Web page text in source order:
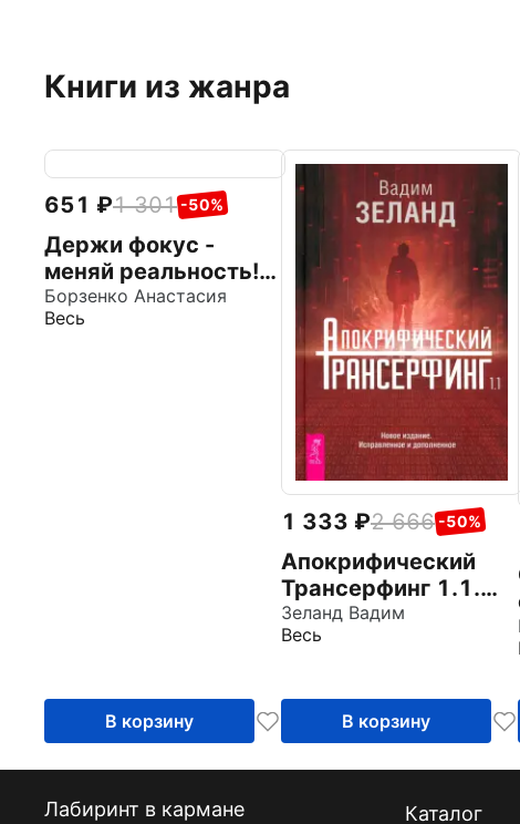
Книги из жанра
651 1 301 -50%
Держи фокус -
меняй реальность!
Практики
трансформации
Борзенко Анастасия
Весь
В корзину
1 333 2 666 -50%
Апокрифический
Трансерфинг 1.1.
Новое издание
Зеланд Вадим
Весь
В корзину
Лабиринт в кармане
Каталог